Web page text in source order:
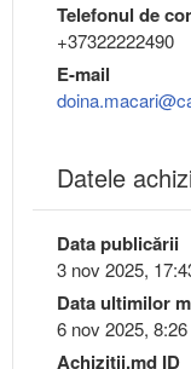
Telefonul de
+37322222490
E-mail
Datele
Data publicării
3 nov 2025,
Data ultimilor
6 nov 2025, 8:26
Achizitii.md ID